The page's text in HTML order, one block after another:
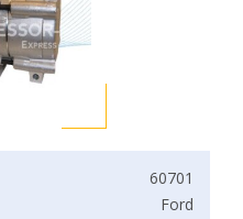
60701
Ford